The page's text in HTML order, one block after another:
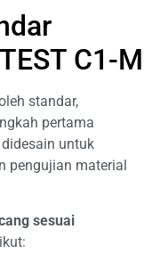
C1-M
standar,
pertama
didesain untuk
pengujian material
sesuai